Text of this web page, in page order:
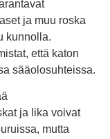
ja muu roska
kunnolla.
että katon
sääolosuhteissa.
ja lika voivat
mutta